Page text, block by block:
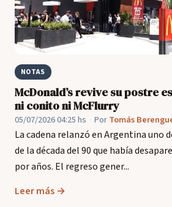
NOTAS
McDonald’s revive su postre
ni conito ni McFlurry
05/07/2026 04:25 hs PorTomás
La cadena relanzó en Argentina uno
de la década del 90 que había
por años. El regreso gener...
Leer más →